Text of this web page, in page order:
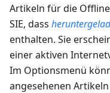
Artikeln für die
SIE, dass
enthalten. Sie
einer aktiven
Im Optionsmenü
angesehenen